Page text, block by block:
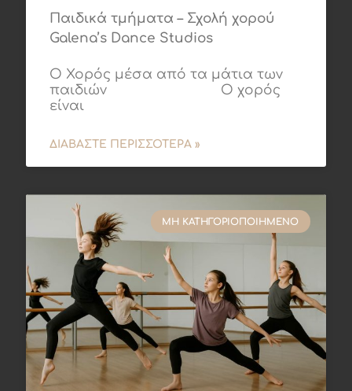
Παιδικά τμήματα – Σχολή χορού
Galena’s Dance Studios
Ο Χορός μέσα από τα μάτια των
παιδιών Ο χορός
είναι
ΔΙΑΒΆΣΤΕ ΠΕΡΙΣΣΌΤΕΡΑ »
ΜΗ ΚΑΤΗΓΟΡΙΟΠΟΙΗΜΈΝΟ